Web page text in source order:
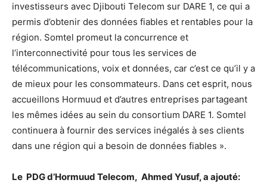
investisseurs avec Djibouti Telecom sur DARE 1, ce qui a
permis d’obtenir des données fiables et rentables pour la
région. Somtel promeut la concurrence et
l’interconnectivité pour tous les services de
télécommunications, voix et données, car c’est ce qu’il y a
de mieux pour les consommateurs. Dans cet esprit, nous
accueillons Hormuud et d’autres entreprises partageant
les mêmes idées au sein du consortium DARE 1. Somtel
continuera à fournir des services inégalés à ses clients
dans une région qui a besoin de données fiables ».
Le PDG d’Hormuud Telecom, Ahmed Yusuf, a ajouté: